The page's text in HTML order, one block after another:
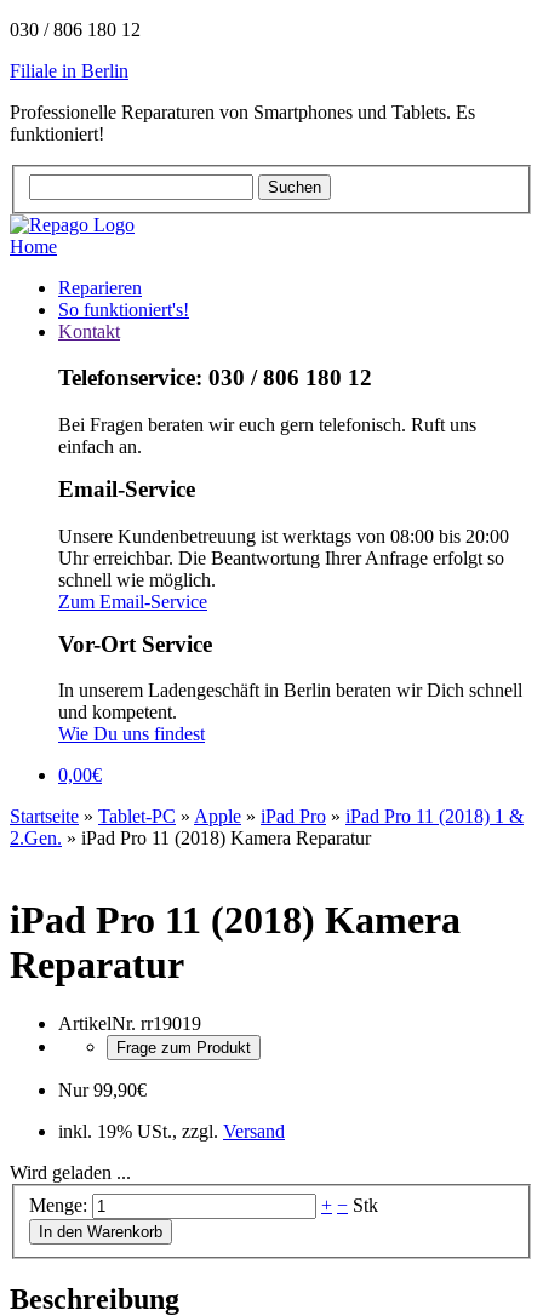
030 / 806 180 12
Filiale in Berlin
Professionelle Reparaturen von Smartphones und Tablets. Es
funktioniert!
Home
Reparieren
So funktioniert's!
Kontakt
Telefonservice: 030 / 806 180 12
Bei Fragen beraten wir euch gern telefonisch. Ruft uns
einfach an.
Email-Service
Unsere Kundenbetreuung ist werktags von 08:00 bis 20:00
Uhr erreichbar. Die Beantwortung Ihrer Anfrage erfolgt so
schnell wie möglich.
Zum Email-Service
Vor-Ort Service
In unserem Ladengeschäft in Berlin beraten wir Dich schnell
und kompetent.
Wie Du uns findest
0,00€
Startseite » Tablet-PC » Apple » iPad Pro » iPad Pro 11 (2018) 1 &
2.Gen. » iPad Pro 11 (2018) Kamera Reparatur
iPad Pro 11 (2018) Kamera
Reparatur
ArtikelNr. rr19019
Frage zum Produkt
Nur99,90€
inkl. 19% USt., zzgl. Versand
Wird geladen ...
Menge:
+ − Stk
In den Warenkorb
Beschreibung